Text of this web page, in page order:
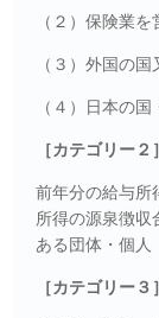
（２）保険業
（３）外国の
（４）日本の
［カテゴリー２］
前年分の給与所
所得の源泉徴収
ある団体・個人
［カテゴリー３］